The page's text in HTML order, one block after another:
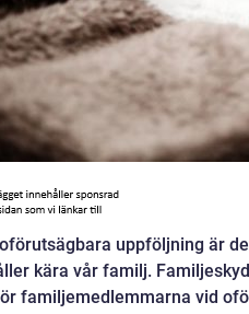
uppföljning är
kära vår familj.
familjemedlemmarna vid